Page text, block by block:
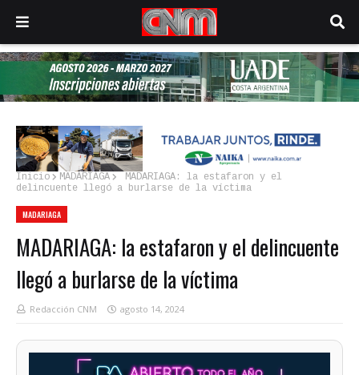
Inicio MADARIAGA
MADARIAGA: la estafaron y el
delincuente llegó a burlarse de la víctima
MADARIAGA
MADARIAGA: la estafaron y el delincuente
llegó a burlarse de la víctima
Redacción CNM agosto 14, 2024